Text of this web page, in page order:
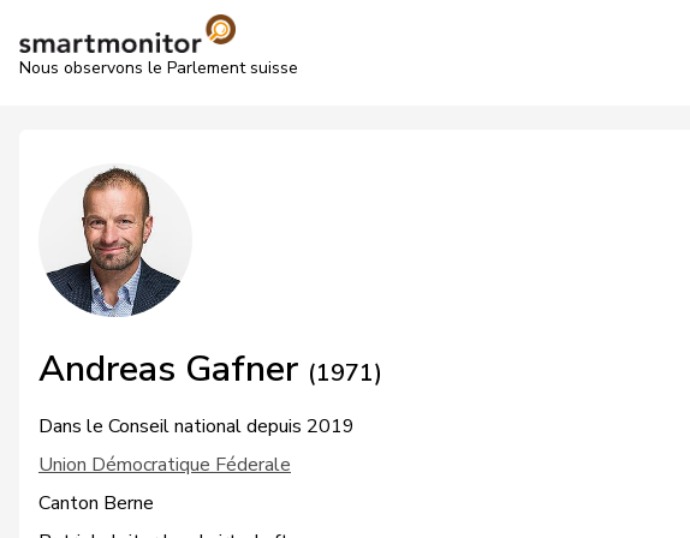
Nous observons le Parlement suisse
Andreas Gafner (1971)
Dans le Conseil national depuis 2019
Union Démocratique Féderale
Canton Berne